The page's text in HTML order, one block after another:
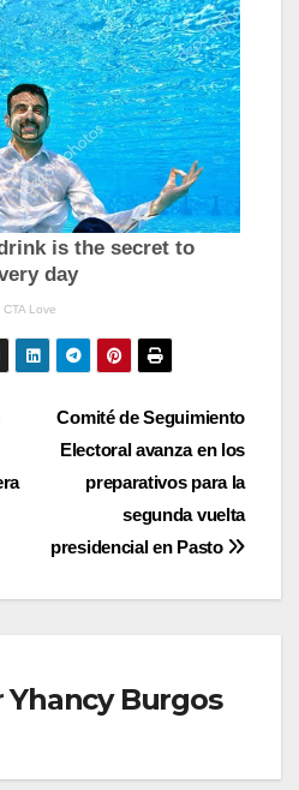
Comité de Seguimiento
Electoral avanza en los
preparativos para la
segunda vuelta
presidencial en Pasto
Yhancy Burgos